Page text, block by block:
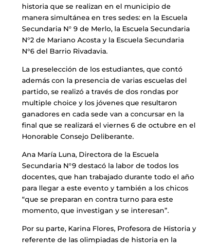
historia que se realizan en el municipio de
manera simultánea en tres sedes: en la Escuela
Secundaria N° 9 de Merlo, la Escuela Secundaria
N°2 de Mariano Acosta y la Escuela Secundaria
N°6 del Barrio Rivadavia.
La preselección de los estudiantes, que contó
además con la presencia de varias escuelas del
partido, se realizó a través de dos rondas por
multiple choice y los jóvenes que resultaron
ganadores en cada sede van a concursar en la
final que se realizará el viernes 6 de octubre en el
Honorable Consejo Deliberante.
Ana María Luna, Directora de la Escuela
Secundaria N°9 destacó la labor de todos los
docentes, que han trabajado durante todo el año
para llegar a este evento y también a los chicos
“que se preparan en contra turno para este
momento, que investigan y se interesan”.
Por su parte, Karina Flores, Profesora de Historia y
referente de las olimpiadas de historia en la